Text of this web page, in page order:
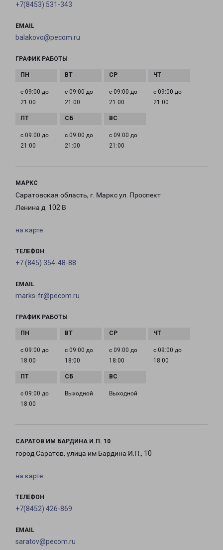
+7(8453) 531-343
EMAIL
balakovo@pecom.ru
ГРАФИК РАБОТЫ
с 09:00 до
21:00
с 09:00 до
21:00
с 09:00 до
21:00
с 09:00 до
21:00
с 09:00 до
21:00
с 09:00 до
21:00
с 09:00 до
21:00
МАРКС
Саратовская область, г. Маркс ул. Проспект
Ленина д. 102 В
на карте
ТЕЛЕФОН
+7 (845) 354-48-88
EMAIL
marks-fr@pecom.ru
ГРАФИК РАБОТЫ
с 09:00 до
18:00
с 09:00 до
18:00
с 09:00 до
18:00
с 09:00 до
18:00
с 09:00 до
18:00
Выходной Выходной
САРАТОВ ИМ БАРДИНА И.П. 10
город Саратов, улица им Бардина И.П., 10
на карте
ТЕЛЕФОН
+7(8452) 426-869
EMAIL
saratov@pecom.ru